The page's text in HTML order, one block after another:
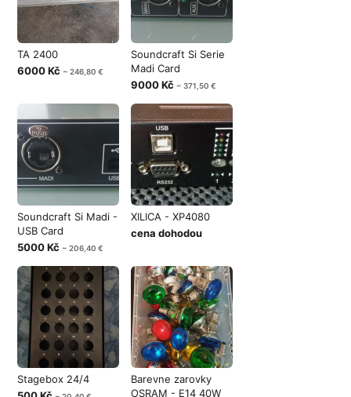
TA 2400
6000 Kč ~ 246,80 €
Soundcraft Si Serie
Madi Card
9000 Kč ~ 371,50 €
Soundcraft Si Madi -
USB Card
5000 Kč ~ 206,40 €
XILICA - XP4080
cena dohodou
Stagebox 24/4
Barevne zarovky
OSRAM - E14 40W